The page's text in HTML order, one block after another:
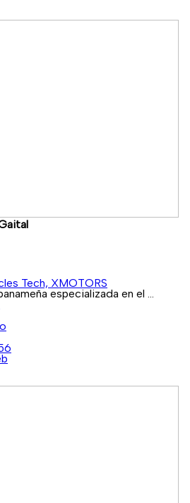
Tech, XMOTORS
especializada en el ...